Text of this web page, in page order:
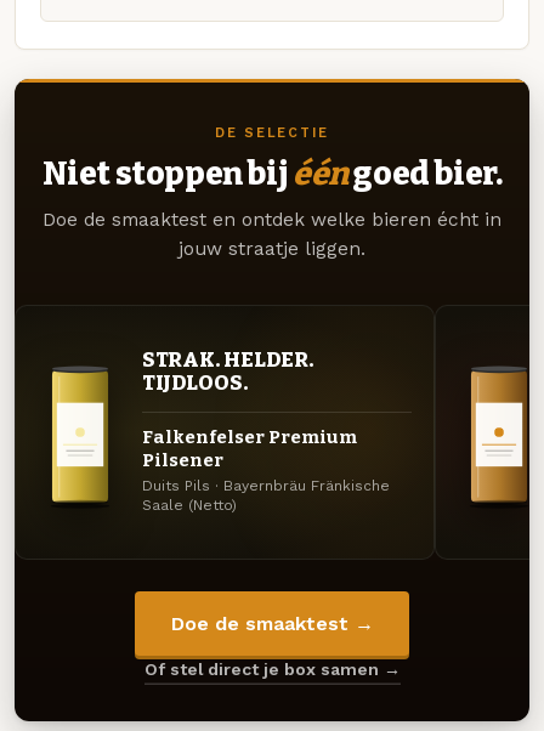
DE SELECTIE
Niet stoppen bij ééngoed bier.
Doe de smaaktest en ontdek welke bieren écht in
jouw straatje liggen.
STRAK. HELDER.
TIJDLOOS.
Falkenfelser Premium
Pilsener
Duits Pils · Bayernbräu Fränkische
Saale (Netto)
Doe de smaaktest →
Of stel direct je box samen →